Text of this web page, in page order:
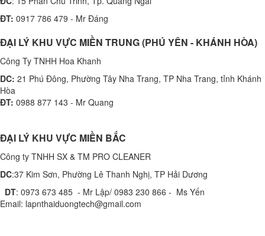
ĐT: 0917 786 479 - Mr Đáng
ĐẠI LÝ KHU VỰC MIỀN TRUNG (PHÚ YÊN - KHÁNH HÒA)
Công Ty TNHH Hoa Khanh
DC: 21 Phú Đông, Phường Tây Nha Trang, TP Nha Trang, tỉnh Khánh
Hòa
ĐT: 0988 877 143 - Mr Quang
ĐẠI LÝ KHU VỰC MIỀN BẮC
Công ty TNHH SX & TM PRO CLEANER
DC:37 Kim Sơn, Phường Lê Thanh Nghị, TP Hải Dương
DT: 0973 673 485 - Mr Lập/ 0983 230 866 - Ms Yến
Email: lapnthaiduongtech@gmail.com